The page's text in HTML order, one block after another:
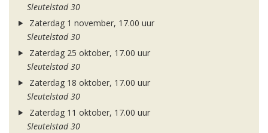
Sleutelstad 30
Zaterdag 1 november, 17.00 uur
Sleutelstad 30
Zaterdag 25 oktober, 17.00 uur
Sleutelstad 30
Zaterdag 18 oktober, 17.00 uur
Sleutelstad 30
Zaterdag 11 oktober, 17.00 uur
Sleutelstad 30